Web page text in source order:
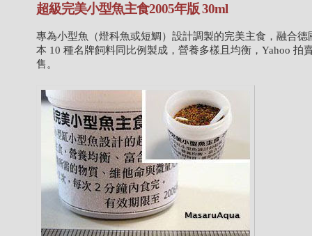
超級完美小型魚主食2005年版 30ml
專為小型魚（燈科魚或短鯛）設計調製的完美主食，融合德
本 10 種名牌飼料同比例製成，營養多樣且均衡，Yahoo 拍
售。